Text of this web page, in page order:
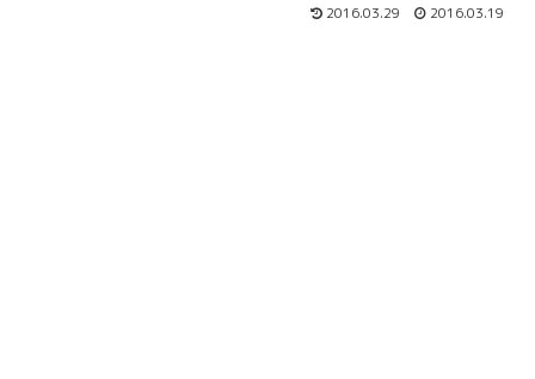
2016.03.29 2016.03.19